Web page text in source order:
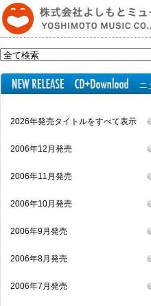
2026年発売タイトルをすべて表示
2006年12月発売
2006年11月発売
2006年10月発売
2006年9月発売
2006年8月発売
2006年7月発売